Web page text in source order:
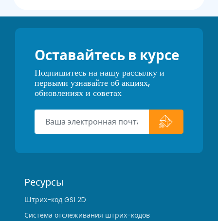
Оставайтесь в курсе
Подпишитесь на нашу рассылку и
первыми узнавайте об акциях,
обновлениях и советах
Ресурсы
Штрих-код GS1 2D
Система отслеживания штрих-кодов